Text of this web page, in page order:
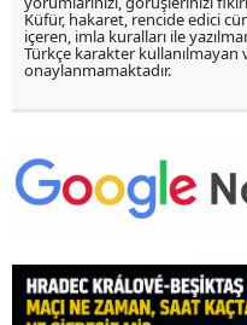
Küfür, hakaret, rencide edici
içeren, imla kuralları ile
Türkçe karakter kullanılmayan
onaylanmamaktadır.